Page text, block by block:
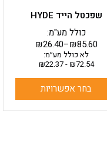
שפכטל הייד HYDE
₪26.40–₪85.60
כולל מע"מ:
לא כולל מע״מ:
₪72.54
-
₪22.37
בחר אפשרויות